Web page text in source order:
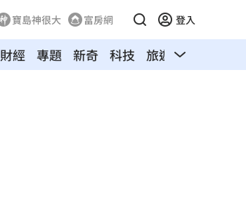
寶島神很大 富房網 登入
財經 專題 新奇 科技 旅遊 汽車